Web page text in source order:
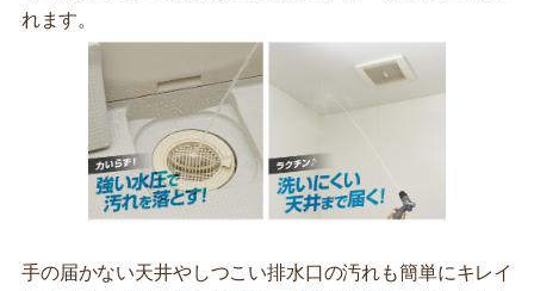
れます。
手の届かない天井やしつこい排水口の汚れも簡単にキレイ